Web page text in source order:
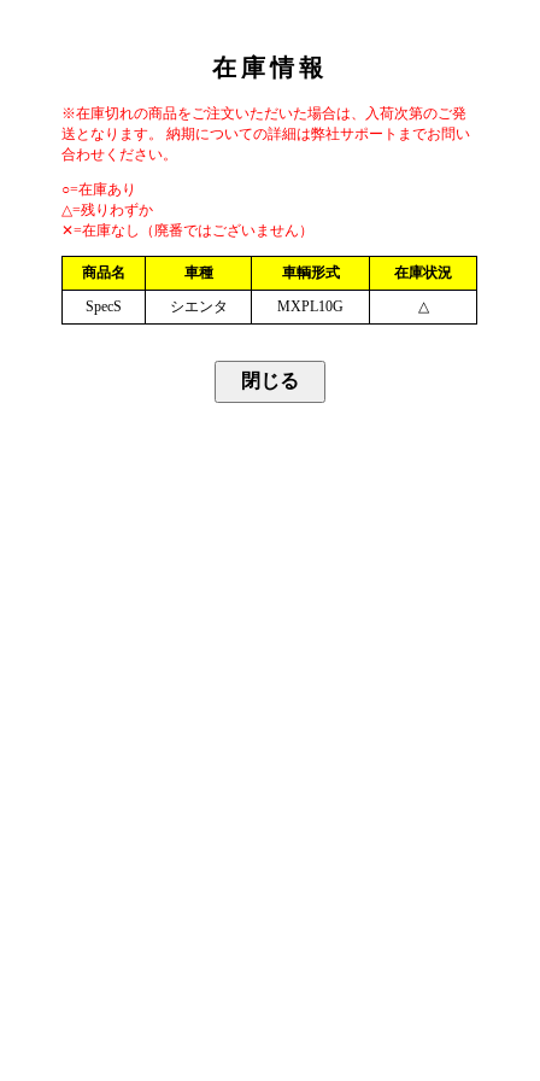
在庫情報
※在庫切れの商品をご注文いただいた場合は、入荷次第のご発
送となります。 納期についての詳細は弊社サポートまでお問い
合わせください。
○=在庫あり
△=残りわずか
✕=在庫なし（廃番ではございません）
商品名 車種 車輌形式
在庫状況
SpecS
シエンタ MXPL10G △